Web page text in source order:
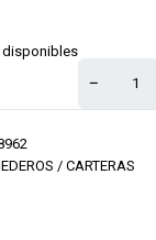
disponibles
/ CARTERAS